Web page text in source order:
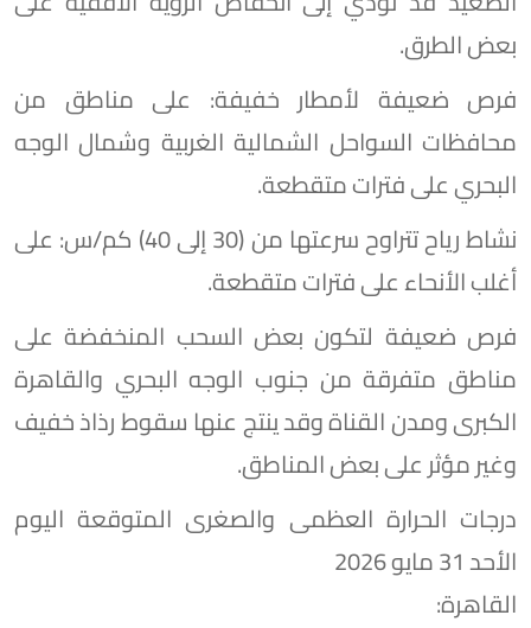
بعض الطرق.
​فرص ضعيفة لأمطار خفيفة: على مناطق من
محافظات السواحل الشمالية الغربية وشمال الوجه
البحري على فترات متقطعة.
​نشاط رياح تتراوح سرعتها من (30 إلى 40) كم/س: على
أغلب الأنحاء على فترات متقطعة.
​فرص ضعيفة لتكون بعض السحب المنخفضة على
مناطق متفرقة من جنوب الوجه البحري والقاهرة
الكبرى ومدن القناة وقد ينتج عنها سقوط رذاذ خفيف
وغير مؤثر على بعض المناطق.
درجات الحرارة العظمى والصغرى المتوقعة اليوم
الأحد 31 مايو 2026
​القاهرة: